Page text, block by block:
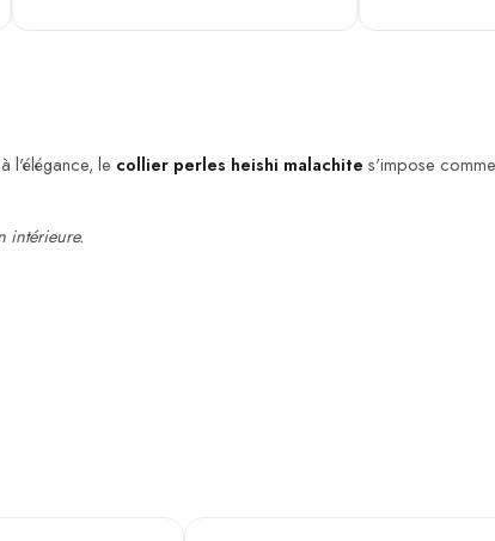
l'élégance, le collier perles heishi malachite s'impose
intérieure.